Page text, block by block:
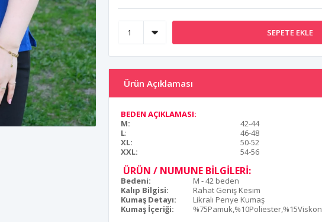
SEPETE EKLE
Ürün Açıklaması
BEDEN AÇIKLAMASI:
M:
42-44
L:
46-48
XL:
50-52
XXL:
54-56
ÜRÜN / NUMUNE BİLGİLERİ:
Bedeni:
M - 42 beden
Kalıp Bilgisi:
Rahat Geniş Kesim
Kumaş Detayı:
Likralı Penye Kumaş
Kumaş İçeriği:
%75Pamuk,%10Poliester,%15Viskon